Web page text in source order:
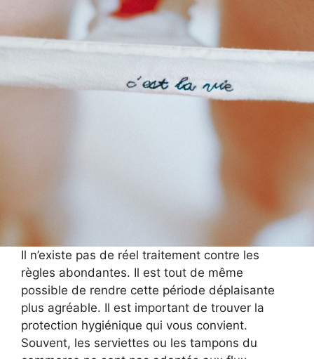
Il n’existe pas de réel traitement contre les
règles abondantes. Il est tout de même
possible de rendre cette période déplaisante
plus agréable. Il est important de trouver la
protection hygiénique qui vous convient.
Souvent, les serviettes ou les tampons du